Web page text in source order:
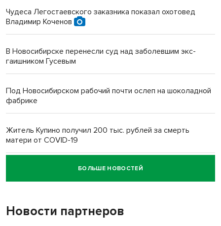
Чудеса Легостаевского заказника показал охотовед
Владимир Коченов
В Новосибирске перенесли суд над заболевшим экс-
гаишником Гусевым
Под Новосибирском рабочий почти ослеп на шоколадной
фабрике
Житель Купино получил 200 тыс. рублей за смерть
матери от COVID-19
Новосибирский суд наказал водителя за смерть
пенсионерки на вокзале
«Мы живём на пастбище!»: в новосибирском селе лошади
терроризируют жителей
БОЛЬШЕ НОВОСТЕЙ
Новости партнеров